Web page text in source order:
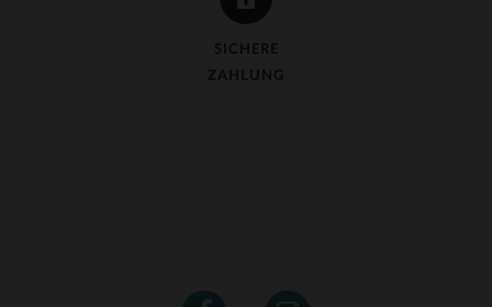
SICHERE
ZAHLUNG